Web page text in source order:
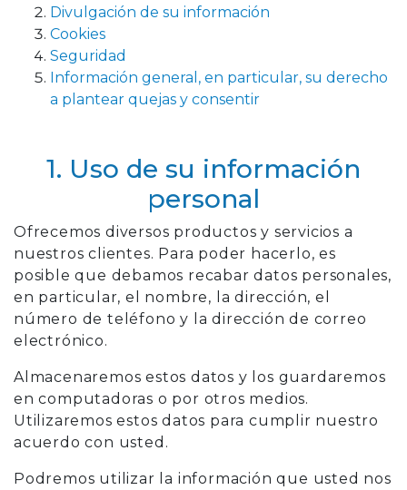
Divulgación de su información
Cookies
Seguridad
Información general, en particular, su derecho
a plantear quejas y consentir
1. Uso de su información
personal
Ofrecemos diversos productos y servicios a
nuestros clientes. Para poder hacerlo, es
posible que debamos recabar datos personales,
en particular, el nombre, la dirección, el
número de teléfono y la dirección de correo
electrónico.
Almacenaremos estos datos y los guardaremos
en computadoras o por otros medios.
Utilizaremos estos datos para cumplir nuestro
acuerdo con usted.
Podremos utilizar la información que usted nos